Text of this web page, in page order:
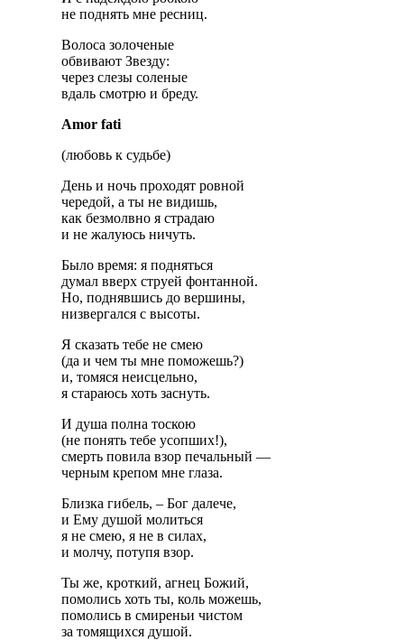
не поднять мне ресниц.
Волоса золоченые
обвивают Звезду:
через слезы соленые
вдаль смотрю и бреду.
Amor fati
(любовь к судьбе)
День и ночь проходят ровной
чередой, а ты не видишь,
как безмолвно я страдаю
и не жалуюсь ничуть.
Было время: я подняться
думал вверх струей фонтанной.
Но, поднявшись до вершины,
низвергался с высоты.
Я сказать тебе не смею
(да и чем ты мне поможешь?)
и, томяся неисцельно,
я стараюсь хоть заснуть.
И душа полна тоскою
(не понять тебе усопших!),
смерть повила взор печальный —
черным крепом мнe глаза.
Близка гибель, – Бог далече,
и Ему душой молиться
я не смею, я не в силах,
и молчу, потупя взор.
Ты же, кроткий, агнец Божий,
помолись хоть ты, коль можешь,
помолись в смиреньи чистом
за томящихся душой.